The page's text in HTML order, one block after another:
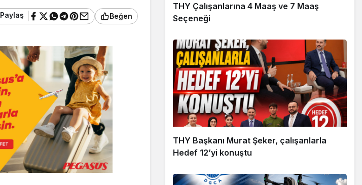
Paylaş Beğen
THY Çalışanlarına 4 Maaş ve 7 Maaş
Seçeneği
THY Başkanı Murat Şeker, çalışanlarla
Hedef 12’yi konuştu